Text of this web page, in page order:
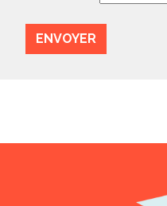
ENVOYER